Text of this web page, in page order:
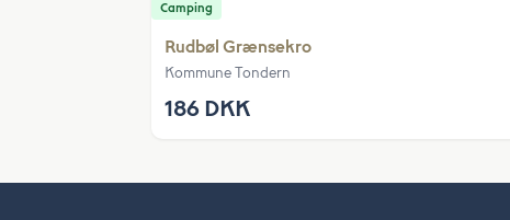
Camping
Rudbøl Grænsekro
Kommune Tondern
186 DKK